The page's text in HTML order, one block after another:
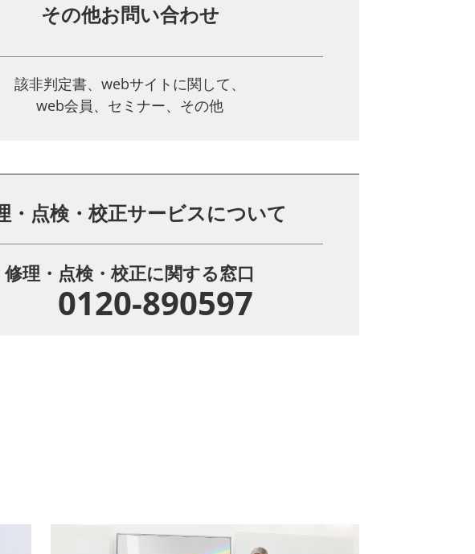
その他お問い合わせ
該非判定書、webサイトに関して、
web会員、セミナー、その他
・点検・校正サービスについて
修理・点検・校正に関する窓口
0120-890597